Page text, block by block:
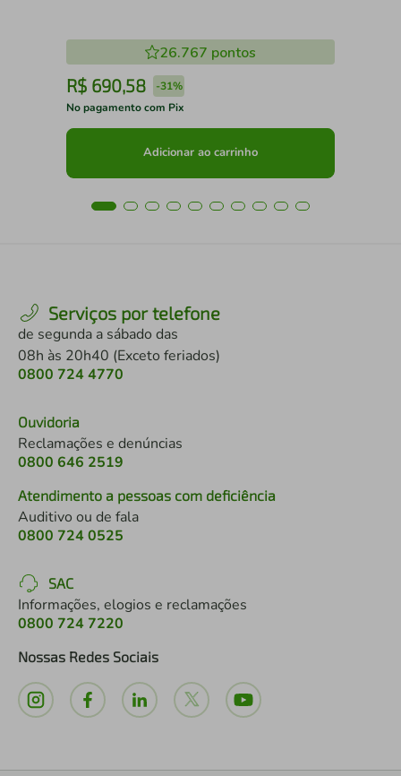
26.767 pontos
R$ 690,58 -31%
No pagamento com Pix
Adicionar ao carrinho
Serviços por telefone
de segunda a sábado das
08h às 20h40 (Exceto feriados)
0800 724 4770
Ouvidoria
Reclamações e denúncias
0800 646 2519
Atendimento a pessoas com deficiência
Auditivo ou de fala
0800 724 0525
SAC
Informações, elogios e reclamações
0800 724 7220
Nossas Redes Sociais